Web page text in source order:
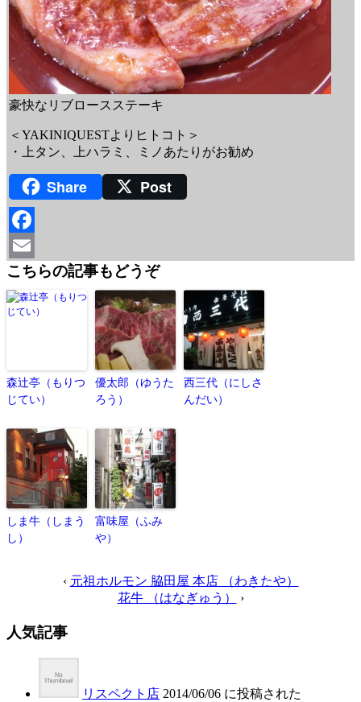
豪快なリブロースステーキ
＜YAKINIQUESTよりヒトコト＞
・上タン、上ハラミ、ミノあたりがお勧め
Share Post
Facebook
Email
こちらの記事もどうぞ
森辻亭（もりつ
じてい）
優太郎（ゆうた
ろう）
西三代（にしさ
んだい）
しま牛（しまう
し）
富味屋（ふみ
や）
‹ 元祖ホルモン 脇田屋 本店 （わきたや）
花牛 （はなぎゅう）
›
人気記事
リスペクト店 2014/06/06 に投稿された